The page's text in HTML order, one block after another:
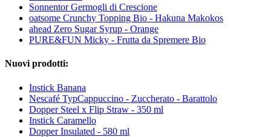
Sonnentor Germogli di Crescione
oatsome Crunchy Topping Bio - Hakuna Makokos
ahead Zero Sugar Syrup - Orange
PURE&FUN Micky - Frutta da Spremere Bio
Nuovi prodotti:
Instick Banana
Nescafé TypCappuccino - Zuccherato - Barattolo
Dopper Steel x Flip Straw - 350 ml
Instick Caramello
Dopper Insulated - 580 ml